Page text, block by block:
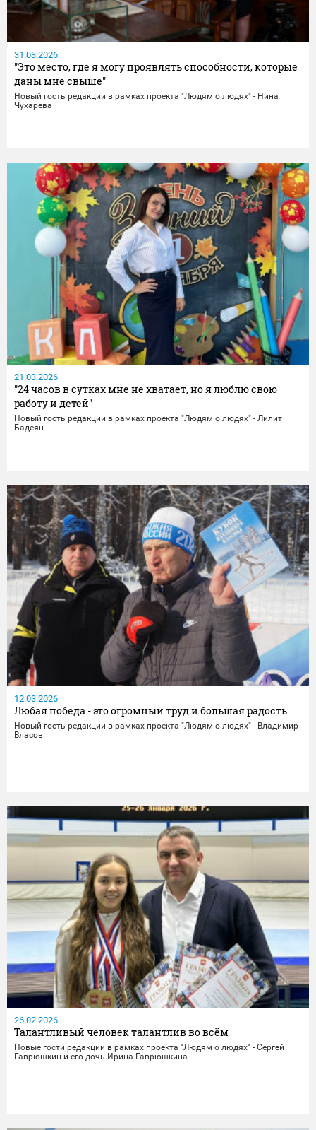
31.03.2026
"Это место, где я могу проявлять способности, которые
даны мне свыше"
Новый гость редакции в рамках проекта "Людям о людях" - Нина
Чухарева
21.03.2026
"24 часов в сутках мне не хватает, но я люблю свою
работу и детей"
Новый гость редакции в рамках проекта "Людям о людях" - Лилит
Бадеян
12.03.2026
Любая победа - это огромный труд и большая радость
Новый гость редакции в рамках проекта "Людям о людях" - Владимир
Власов
26.02.2026
Талантливый человек талантлив во всём
Новые гости редакции в рамках проекта "Людям о людях" - Сергей
Гаврюшкин и его дочь Ирина Гаврюшкина